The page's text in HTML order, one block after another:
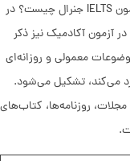
شاید از خود بپرسید هدف از پرسش‌های ریدینگ آزمون IELTS جنرال چیست؟ در
آزمون آکادمیک نیز ذکر
معمولی و روزانه‌ای
می‌کند، تشکیل می‌شود.
روزنامه‌ها، کتاب‌های